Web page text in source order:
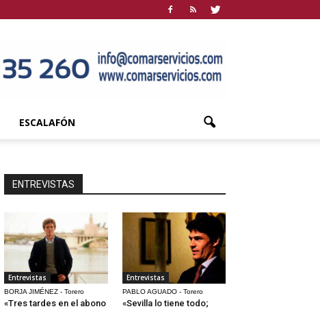
ESCALAFÓN
ENTREVISTAS
Entrevistas
BORJA JIMÉNEZ - Torero
«Tres tardes en el abono
Entrevistas
PABLO AGUADO - Torero
«Sevilla lo tiene todo;